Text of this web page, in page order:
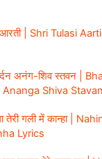
| Shri Tulasi
अनंग-शिव स्तवन |
Shiva
तेरी गली में कान्हा |
Lyrics